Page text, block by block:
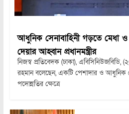
আধুনিক সেনাবাহিনী গড়তে মেধা ও
দেয়ার আহ্বান প্রধানমন্ত্রীর
নিজস্ব প্রতিবেদক (ঢাকা), এবিসিনিউজবিডি,
রহমান বলেছেন, একটি পেশাদার ও আধুনিক
পদোন্নতির ক্ষেত্রে